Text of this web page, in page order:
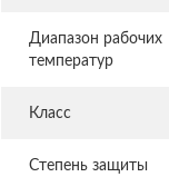
Диапазон рабочих
температур
Класс
Степень защиты